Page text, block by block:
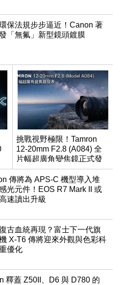
保法規步步逼近！Canon 著
「無氟」新型鏡頭鍍膜
挑戰視野極限！Tamron
12-20mm F2.8 (A084) 全
片幅超廣角變焦鏡正式發
表
傳將為 APS-C 機型導入堆
光元件！EOS R7 Mark II 或
速讀出升級
古血統再現？富士下一代旗
X-T6 傳將迎來外觀與色彩科
優化
釋蓋 Z50II、D6 與 D780 的